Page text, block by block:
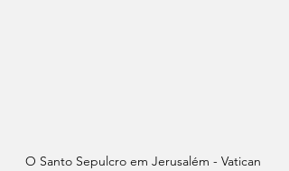
O Santo Sepulcro em Jerusalém - Vatican